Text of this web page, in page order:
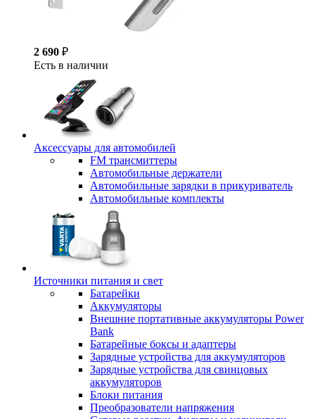
2 690 ₽
Есть в наличии
Аксессуары для автомобилей
FM трансмиттеры
Автомобильные держатели
Автомобильные зарядки в прикуриватель
Автомобильные комплекты
Источники питания и свет
Батарейки
Аккумуляторы
Внешние портативные аккумуляторы Power
Bank
Батарейные боксы и адаптеры
Зарядные устройства для аккумуляторов
Зарядные устройства для свинцовых
аккумуляторов
Блоки питания
Преобразователи напряжения